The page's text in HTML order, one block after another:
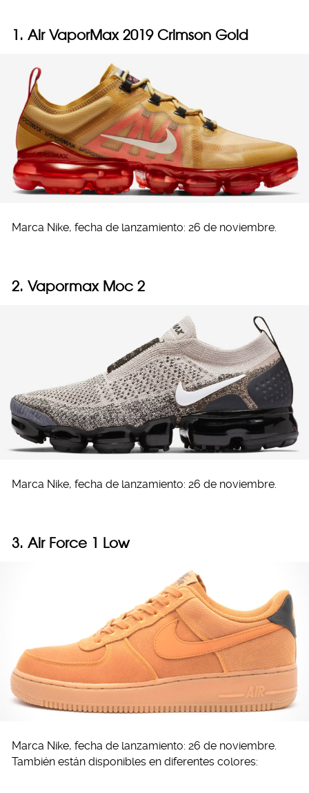
1. Air VaporMax 2019 Crimson Gold
Marca Nike, fecha de lanzamiento: 26 de noviembre.
2. Vapormax Moc 2
Marca Nike, fecha de lanzamiento: 26 de noviembre.
3. Air Force 1 Low
Marca Nike, fecha de lanzamiento: 26 de noviembre.
También están disponibles en diferentes colores: